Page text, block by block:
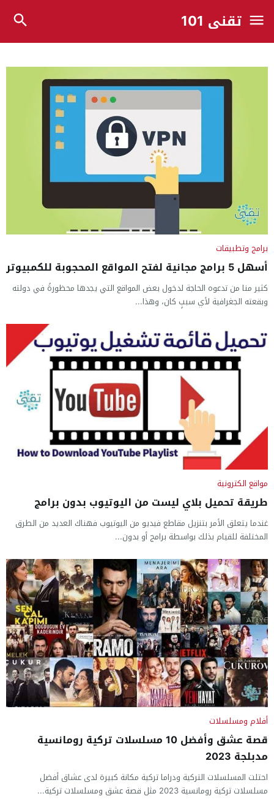
تقني 101
برامج وتطبيقات
أسهل 5 برامج مجانية لفتح المواقع المحجوبة للكمبيوتر
كثير منا من تدعوه الحاجة لدخول بعض المواقع التي يجدها محظورةً في دولته
وبقعته الجغرافية لأي سببٍ كان، وهذا...
مواقع الكترونية
طريقة تحميل بلاي ليست من اليوتيوب بدون برامج
غندما يتعلق الأمر بتنزيل مقاطع فيديو من اليوتيوب فهناك العديد من الطرق
المختلفة للقيام بذلك بواسطة برامج أو بدون...
أفلام ومسلسلات
قصة عشق وأفضل 10 مسلسلات تركية رومانسية
مدبلجة 2023
احتلت المسلسلات التركية ودراما تركية مكانة كبيرة لدى عشاق أفضل
مسلسلات تركية رومانسية 2023 مثل قصة عشق ومسلسلات تركية...